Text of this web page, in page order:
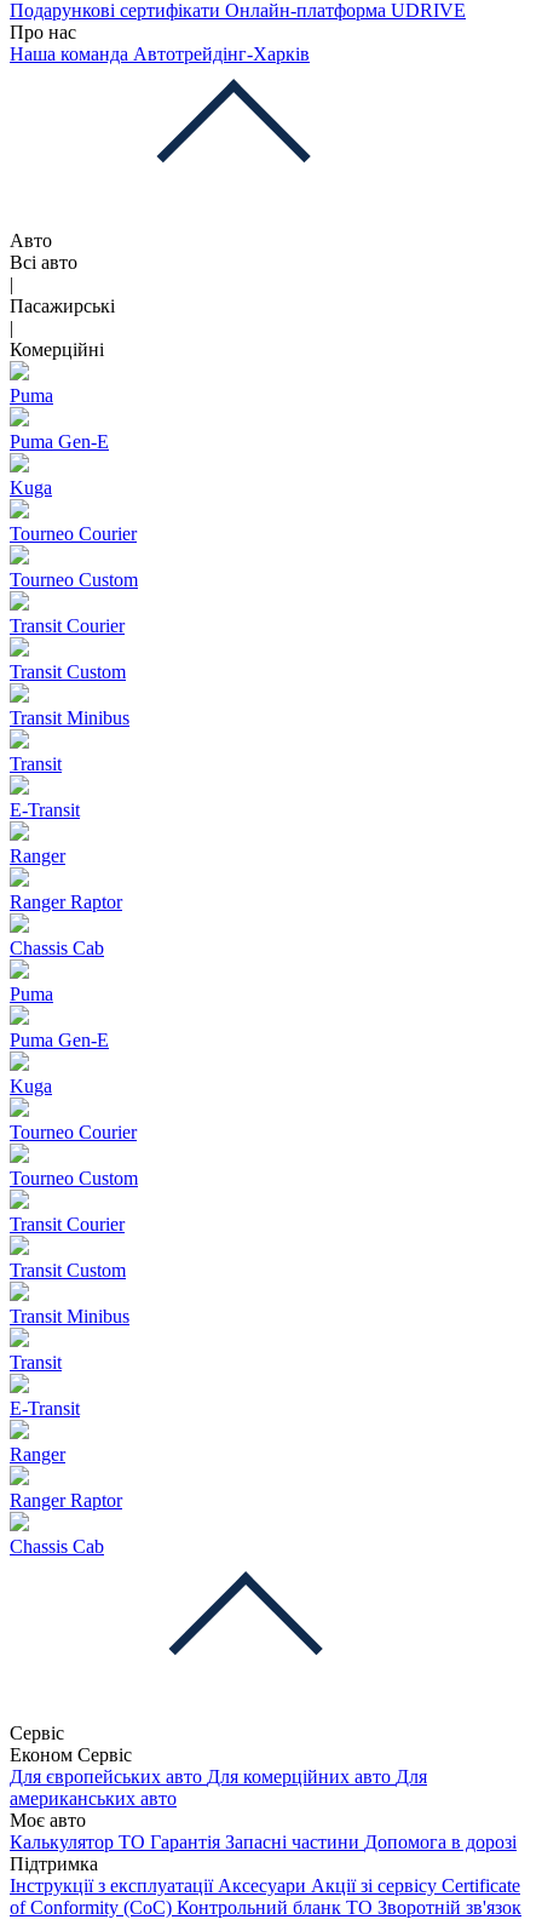
Подарункові сертифікати Онлайн-платформа UDRIVE
Про нас
Наша команда Автотрейдінг-Харків
Авто
Всі авто
|
Пасажирські
|
Комерційні
Puma
Puma Gen‑E
Kuga
Tourneo Courier
Tourneo Custom
Transit Courier
Transit Custom
Transit Minibus
Transit
E-Transit
Ranger
Ranger Raptor
Chassis Cab
Puma
Puma Gen‑E
Kuga
Tourneo Courier
Tourneo Custom
Transit Courier
Transit Custom
Transit Minibus
Transit
E-Transit
Ranger
Ranger Raptor
Chassis Cab
Сервіс
Економ Сервіс
Для європейських авто Для комерційних авто Для
американських авто
Моє авто
Калькулятор ТО Гарантія Запасні частини Допомога в дорозі
Підтримка
Інструкції з експлуатації Аксесуари Акції зі сервісу Certificate
of Conformity (CoC) Контрольний бланк ТО Зворотній зв'язок